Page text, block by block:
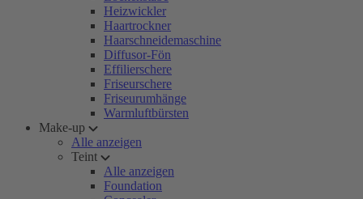
Heizwickler
Haartrockner
Haarschneidemaschine
Diffusor-Fön
Effilierschere
Friseurschere
Friseurumhänge
Warmluftbürsten
Make-up
Alle anzeigen
Teint
Alle anzeigen
Foundation